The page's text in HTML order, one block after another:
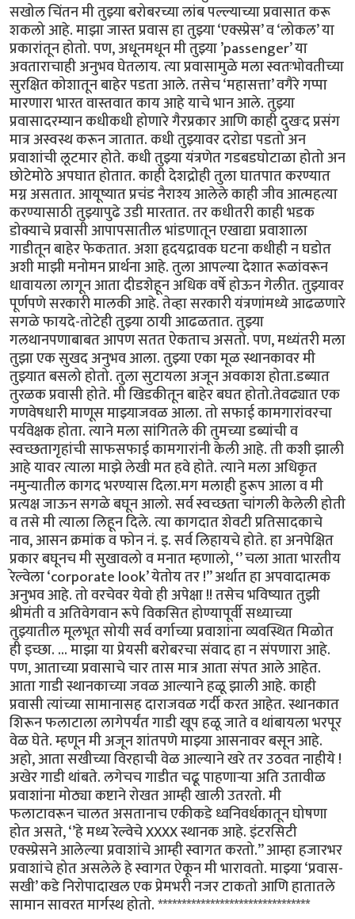
सखोल चिंतन मी तुझ्या बरोबरच्या लांब पल्ल्याच्या प्रवासात करू
शकलो आहे. माझा जास्त प्रवास हा तुझ्या ‘एक्स्प्रेस’ व ‘लोकल’ या
प्रकारांतून होतो. पण, अधूनमधून मी तुझ्या ’passenger’ या
अवताराचाही अनुभव घेतलाय. त्या प्रवासामुळे मला स्वतःभोवतीच्या
सुरक्षित कोशातून बाहेर पडता आले. तसेच ‘महासत्ता’ वगैरे गप्पा
मारणारा भारत वास्तवात काय आहे याचे भान आले. तुझ्या
प्रवासादरम्यान कधीकधी होणारे गैरप्रकार आणि काही दुखःद प्रसंग
मात्र अस्वस्थ करून जातात. कधी तुझ्यावर दरोडा पडतो अन
प्रवाशांची लूटमार होते. कधी तुझ्या यंत्रणेत गडबडघोटाळा होतो अन
छोटेमोठे अपघात होतात. काही देशद्रोही तुला घातपात करण्यात
मग्न असतात. आयूष्यात प्रचंड नैराश्य आलेले काही जीव आत्महत्या
करण्यासाठी तुझ्यापुढे उडी मारतात. तर कधीतरी काही भडक
डोक्याचे प्रवासी आपापसातील भांडणातून एखाद्या प्रवाशाला
गाडीतून बाहेर फेकतात. अशा हृदयद्रावक घटना कधीही न घडोत
अशी माझी मनोमन प्रार्थना आहे. तुला आपल्या देशात रूळांवरून
धावायला लागून आता दीडशेहून अधिक वर्षे होऊन गेलीत. तुझ्यावर
पूर्णपणे सरकारी मालकी आहे. तेव्हा सरकारी यंत्रणांमध्ये आढळणारे
सगळे फायदे-तोटेही तुझ्या ठायी आढळतात. तुझ्या
गलथानपणाबाबत आपण सतत ऐकताच असतो. पण, मध्यंतरी मला
तुझा एक सुखद अनुभव आला. तुझ्या एका मूळ स्थानकावर मी
तुझ्यात बसलो होतो. तुला सुटायला अजून अवकाश होता.डब्यात
तुरळक प्रवासी होते. मी खिडकीतून बाहेर बघत होतो.तेवढ्यात एक
गणवेषधारी माणूस माझ्याजवळ आला. तो सफाई कामगारांवरचा
पर्यवेक्षक होता. त्याने मला सांगितले की तुमच्या डब्यांची व
स्वच्छतागृहांची साफसफाई कामगारांनी केली आहे. ती कशी झाली
आहे यावर त्याला माझे लेखी मत हवे होते. त्याने मला अधिकृत
नमुन्यातील कागद भरण्यास दिला.मग मलाही हुरूप आला व मी
प्रत्यक्ष जाऊन सगळे बघून आलो. सर्व स्वच्छता चांगली केलेली होती
व तसे मी त्याला लिहून दिले. त्या कागदात शेवटी प्रतिसादकाचे
नाव, आसन क्रमांक व फोन नं. इ. सर्व लिहायचे होते. हा अनपेक्षित
प्रकार बघूनच मी सुखावलो व मनात म्हणालो, ‘’ चला आता भारतीय
रेल्वेला ‘corporate look’ येतोय तर !” अर्थात हा अपवादात्मक
अनुभव आहे. तो वरचेवर येवो ही अपेक्षा !! तसेच भविष्यात तुझी
श्रीमंती व अतिवेगवान रूपे विकसित होण्यापूर्वी सध्याच्या
तुझ्यातील मूलभूत सोयी सर्व वर्गाच्या प्रवाशांना व्यवस्थित मिळोत
ही इच्छा. ... माझा या प्रेयसी बरोबरचा संवाद हा न संपणारा आहे.
पण, आताच्या प्रवासाचे चार तास मात्र आता संपत आले आहेत.
आता गाडी स्थानकाच्या जवळ आल्याने हळू झाली आहे. काही
प्रवासी त्यांच्या सामानासह दाराजवळ गर्दी करत आहेत. स्थानकात
शिरून फलाटाला लागेपर्यंत गाडी खूप हळू जाते व थांबायला भरपूर
वेळ घेते. म्हणून मी अजून शांतपणे माझ्या आसनावर बसून आहे.
अहो, आता सखीच्या विरहाची वेळ आल्याने खरे तर उठवत नाहीये !
अखेर गाडी थांबते. लगेचच गाडीत चढू पाहणाऱ्या अति उतावीळ
प्रवाशांना मोठ्या कष्टाने रोखत आम्ही खाली उतरतो. मी
फलाटावरून चालत असतानाच एकीकडे ध्वनिवर्धकातून घोषणा
होत असते, ‘’हे मध्य रेल्वेचे XXXX स्थानक आहे. इंटरसिटी
एक्स्प्रेसने आलेल्या प्रवाशांचे आम्ही स्वागत करतो.’’ आम्हा हजारभर
प्रवाशांचे होत असलेले हे स्वागत ऐकून मी भारावतो. माझ्या ‘प्रवास-
सखी’ कडे निरोपादाखल एक प्रेमभरी नजर टाकतो आणि हातातले
सामान सावरत मार्गस्थ होतो. ********************************